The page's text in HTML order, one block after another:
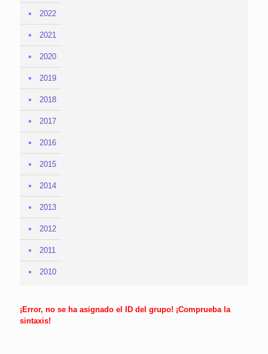
2022
2021
2020
2019
2018
2017
2016
2015
2014
2013
2012
2011
2010
¡Error, no se ha asignado el ID del grupo! ¡Comprueba la
sintaxis!